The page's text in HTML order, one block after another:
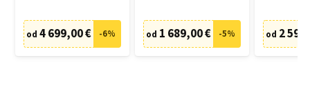
od 4 699,00 € -6% od 1 689,00 € -5% od 2